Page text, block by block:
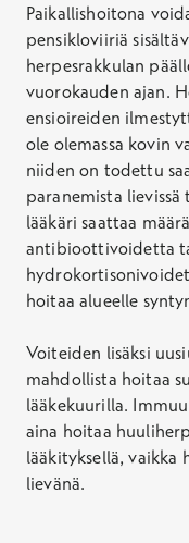
Paikallishoitona
pensikloviiriä
herpesrakkulan
vuorokauden ajan.
ensioireiden
ole olemassa kovin
niiden on todettu
paranemista lievissä
lääkäri saattaa
antibioottivoidetta
hoitaa alueelle
Voiteiden lisäksi
mahdollista hoitaa
lääkekuurilla.
aina hoitaa
lääkityksellä, vaikka
lievänä.